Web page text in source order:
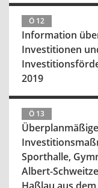
Ö 12
Information
Investitionen
2019
Ö 13
Sporthalle,
Albert-